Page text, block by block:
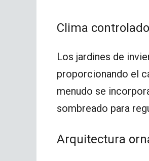
Clima controlado
Los jardines de
proporcionando el
menudo se
sombreado para
Arquitectura